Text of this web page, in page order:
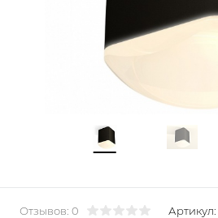
Отзывов: 0 Артикул: